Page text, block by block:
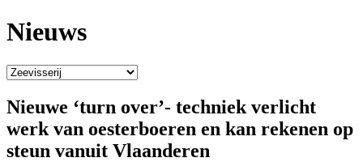
Nieuws
Nieuwe ‘turn over’- techniek verlicht
werk van oesterboeren en kan rekenen op
steun vanuit Vlaanderen